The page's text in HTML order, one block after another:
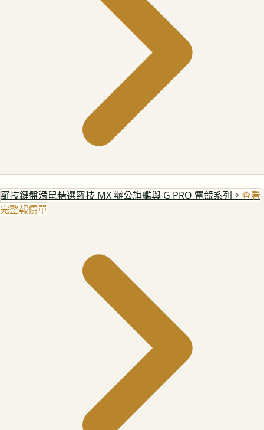
羅技鍵盤滑鼠精選羅技 MX 辦公旗艦與 G PRO 電競系列。 查看
完整報價單